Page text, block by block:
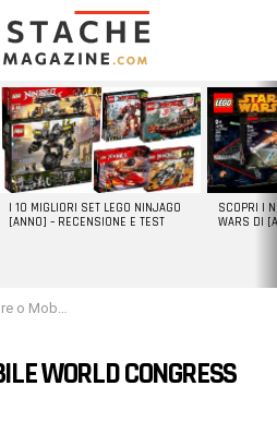
I 10 MIGLIORI SET LEGO NINJAGO
[ANNO] – RECENSIONE E TEST
SCOPRI I
WARS DI
Congress 2023!
WORLD CONGRESS